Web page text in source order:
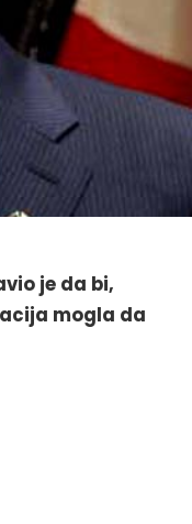
je da bi,
mogla da